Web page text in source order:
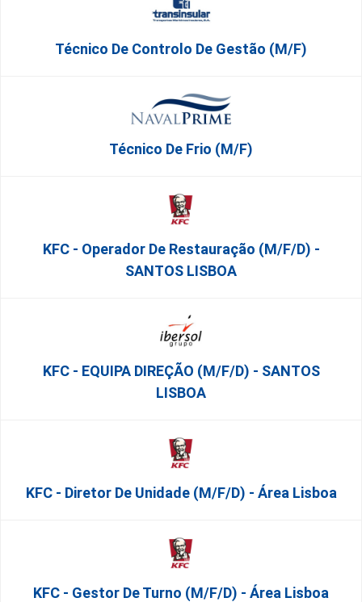
Técnico De Controlo De Gestão (m/f)
Técnico De Frio (m/f)
KFC - Operador De Restauração (m/f/d) -
SANTOS LISBOA
KFC - EQUIPA DIREÇÃO (m/f/d) - SANTOS
LISBOA
KFC - Diretor De Unidade (m/f/d) - Área Lisboa
KFC - Gestor De Turno (m/f/d) - Área Lisboa